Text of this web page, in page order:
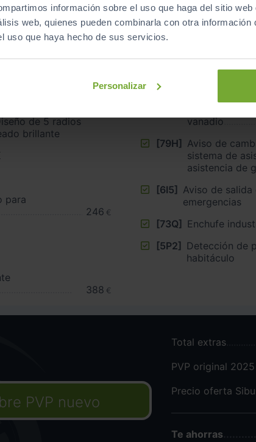
información sobre el uso que haga del sitio
web, quienes pueden combinarla con otra información
uso que haya hecho de sus servicios.
Personalizar
mate cepillado
de 5 radios
brillante
para
246 €
388 €
[1BE]
Tren de
vanadio
[79H] Aviso de
sistema de
asistencia de
[6I5] Aviso de
emergencias
[73Q] Enchufe
[5P2] Detección de
habitáculo
PVP nuevo
Total extras
PVP original 2025
Precio oferta
Te ahorras